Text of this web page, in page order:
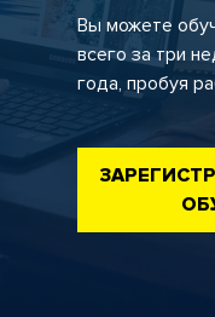
Вы можете
всего за три
года, пробуя